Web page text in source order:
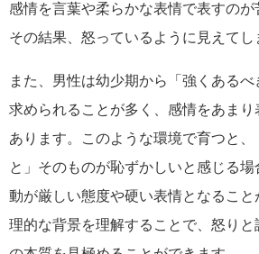
感情を言葉や柔らかな表情で表すのが
その結果、怒っているように見えてし
また、男性は幼少期から「強くある
求められることが多く、感情をあま
あります。このような環境で育つと、
と」そのものが恥ずかしいと感じる
動が厳しい態度や硬い表情となるこ
理的な背景を理解することで、怒り